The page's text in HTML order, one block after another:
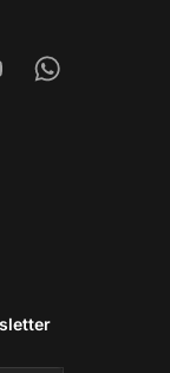
Whatsapp